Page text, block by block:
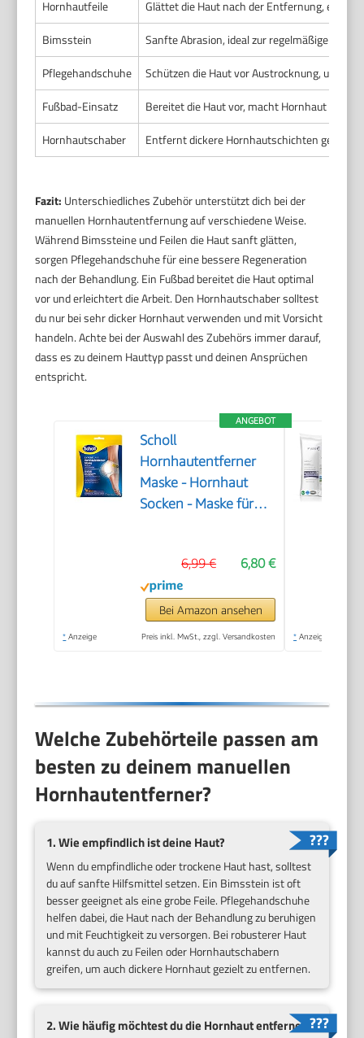
Hornhautfeile
Glättet die Haut nach der Entfernung,
Bimsstein
Sanfte Abrasion, ideal zur regelmäßigen
Pflegehandschuhe
Schützen die Haut vor Austrocknung,
Fußbad-Einsatz
Bereitet die Haut vor, macht Hornhaut
Hornhautschaber
Entfernt dickere Hornhautschichten gezielt
Fazit: Unterschiedliches Zubehör unterstützt dich bei der
manuellen Hornhautentfernung auf verschiedene Weise.
Während Bimssteine und Feilen die Haut sanft glätten,
sorgen Pflegehandschuhe für eine bessere Regeneration
nach der Behandlung. Ein Fußbad bereitet die Haut optimal
vor und erleichtert die Arbeit. Den Hornhautschaber solltest
du nur bei sehr dicker Hornhaut verwenden und mit Vorsicht
handeln. Achte bei der Auswahl des Zubehörs immer darauf,
dass es zu deinem Hauttyp passt und deinen Ansprüchen
entspricht.
ANGEBOT
Scholl
Hornhautentferner
Maske - Hornhaut
Socken - Maske für
6,80 €
6,99 €
Bei Amazon ansehen
* Anzeige Preis inkl. MwSt., zzgl. Versandkosten * Anzeige
Welche Zubehörteile passen am
besten zu deinem manuellen
Hornhautentferner?
1. Wie empfindlich ist deine Haut?
Wenn du empfindliche oder trockene Haut hast, solltest
du auf sanfte Hilfsmittel setzen. Ein Bimsstein ist oft
besser geeignet als eine grobe Feile. Pflegehandschuhe
helfen dabei, die Haut nach der Behandlung zu beruhigen
und mit Feuchtigkeit zu versorgen. Bei robusterer Haut
kannst du auch zu Feilen oder Hornhautschabern
greifen, um auch dickere Hornhaut gezielt zu entfernen.
2. Wie häufig möchtest du die Hornhaut entfernen?